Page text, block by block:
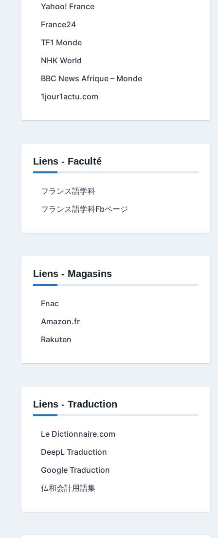
Yahoo! France
France24
TF1 Monde
NHK World
BBC News Afrique – Monde
1jour1actu.com
Liens - Faculté
フランス語学科
フランス語学科Fbページ
Liens - Magasins
Fnac
Amazon.fr
Rakuten
Liens - Traduction
Le Dictionnaire.com
DeepL Traduction
Google Traduction
仏和会計用語集